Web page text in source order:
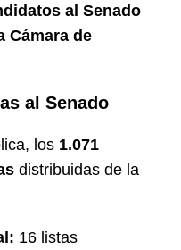
al Senado
Cámara de
al Senado
los 1.071
distribuidas de la
16 listas